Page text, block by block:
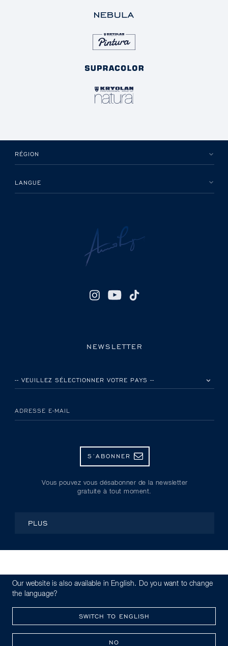
RÉGION
LANGUE
NEWSLETTER
VEUILLEZ SÉLECTIONNER VOTRE PAYS
ADRESSE E-MAIL
S’ABONNER
Vous pouvez vous désabonner de la newsletter
gratuite à tout moment.
PLUS
© Kryolan 2026
Politique de confidentialité
Our website is also available in English. Do you want to change
the language?
SWITCH TO ENGLISH
NO